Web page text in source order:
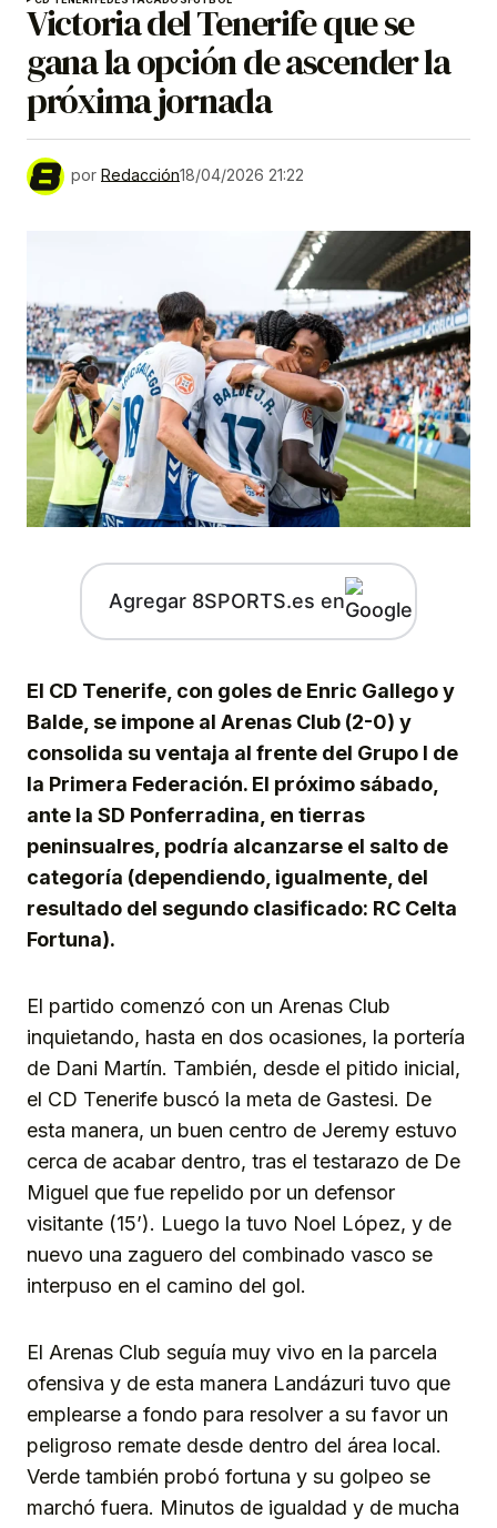
Victoria del Tenerife que se
gana la opción de ascender la
próxima jornada
por Redacción18/04/2026 21:22
Agregar 8SPORTS.es en
El CD Tenerife, con goles de Enric Gallego y
Balde, se impone al Arenas Club (2-0) y
consolida su ventaja al frente del Grupo I de
la Primera Federación. El próximo sábado,
ante la SD Ponferradina, en tierras
peninsualres, podría alcanzarse el salto de
categoría (dependiendo, igualmente, del
resultado del segundo clasificado: RC Celta
Fortuna).
El partido comenzó con un Arenas Club
inquietando, hasta en dos ocasiones, la portería
de Dani Martín. También, desde el pitido inicial,
el CD Tenerife buscó la meta de Gastesi. De
esta manera, un buen centro de Jeremy estuvo
cerca de acabar dentro, tras el testarazo de De
Miguel que fue repelido por un defensor
visitante (15’). Luego la tuvo Noel López, y de
nuevo una zaguero del combinado vasco se
interpuso en el camino del gol.
El Arenas Club seguía muy vivo en la parcela
ofensiva y de esta manera Landázuri tuvo que
emplearse a fondo para resolver a su favor un
peligroso remate desde dentro del área local.
Verde también probó fortuna y su golpeo se
marchó fuera. Minutos de igualdad y de mucha